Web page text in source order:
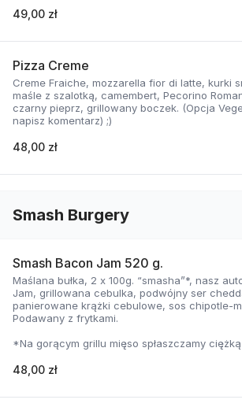
49,00 zł
Pizza Creme
Creme Fraiche, mozzarella fior di latte, kurki
maśle z szalotką, camembert, Pecorino
czarny pieprz, grillowany boczek. (Opcja
napisz komentarz) ;)
48,00 zł
Smash Burgery
Smash Bacon Jam 520 g.
Maślana bułka, 2 x 100g. “smasha”*, nasz
Jam, grillowana cebulka, podwójny ser
panierowane krążki cebulowe, sos chipotle-
Podawany z frytkami.
*Na gorącym grillu mięso spłaszczamy
temperaturze, zyskuje jednocześnie
48,00 zł